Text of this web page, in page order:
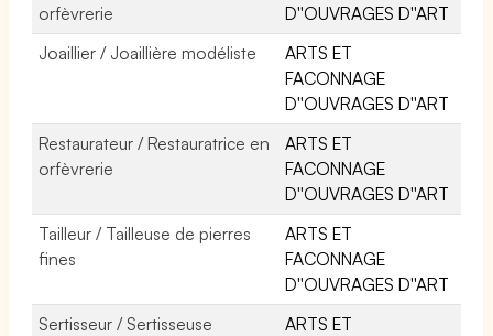
orfèvrerie
D''OUVRAGES D''ART
Joaillier / Joaillière modéliste
ARTS ET
FACONNAGE
D''OUVRAGES D''ART
Restaurateur / Restauratrice en
orfèvrerie
ARTS ET
FACONNAGE
D''OUVRAGES D''ART
Tailleur / Tailleuse de pierres
fines
ARTS ET
FACONNAGE
D''OUVRAGES D''ART
Sertisseur / Sertisseuse
ARTS ET